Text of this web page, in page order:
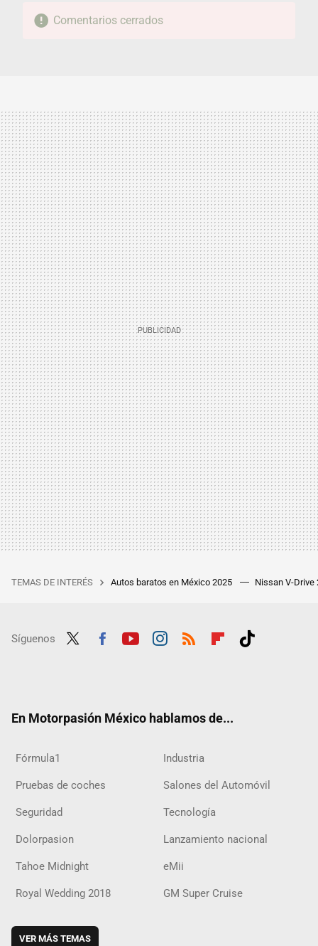
Comentarios cerrados
TEMAS DE INTERÉS Autos baratos en México 2025 Nissan V-Drive
Síguenos
En Motorpasión México hablamos de...
Fórmula1 Industria
Pruebas de coches Salones del Automóvil
Seguridad Tecnología
Dolorpasion Lanzamiento nacional
Tahoe Midnight eMii
Royal Wedding 2018 GM Super Cruise
VER MÁS TEMAS